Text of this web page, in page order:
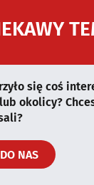
się coś
okolicy?
NAS